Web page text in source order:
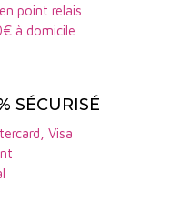
point relais
à domicile
SÉCURISÉ
Visa